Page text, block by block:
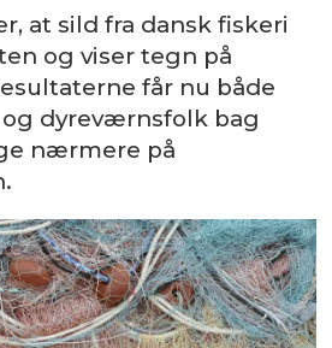
at sild fra dansk fiskeri
og viser tegn på
får nu både
dyreværnsfolk bag
nærmere på